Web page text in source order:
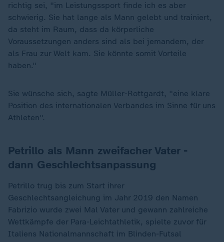
richtig sei, "im Leistungssport finde ich es aber
schwierig. Sie hat lange als Mann gelebt und trainiert,
da steht im Raum, dass da körperliche
Voraussetzungen anders sind als bei jemandem, der
als Frau zur Welt kam. Sie könnte somit Vorteile
haben."
Sie wünsche sich, sagte Müller-Rottgardt, "eine klare
Position des internationalen Verbandes im Sinne für uns
Athleten".
Petrillo als Mann zweifacher Vater -
dann Geschlechtsanpassung
Petrillo trug bis zum Start ihrer
Geschlechtsangleichung im Jahr 2019 den Namen
Fabrizio wurde zwei Mal Vater und gewann zahlreiche
Wettkämpfe der Para-Leichtathletik, spielte zuvor für
Italiens Nationalmannschaft im Blinden-Futsal